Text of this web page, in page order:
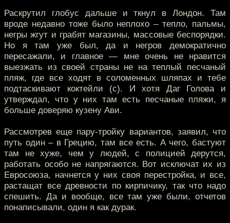
Раскрутил глобус дальше и ткнул в Лондон. Там
вроде недавно тоже было неплохо – тепло, пальмы,
негры жгут и грабят магазины, массовые беспорядки.
Но я там уже был, да и негров демократично
пересажали, и главное — мне очень не нравится
выезжать из своей страны не на теплый песчаный
пляж, где все ходят в соломенных шляпах и тебе
подтаскивают коктейли (с). И хотя Даг Голова и
утверждал, что у них там есть песчаные пляжи, я
больше доверяю кузену Ави.
Рассмотрев еще пару-тройку вариантов, заявил, что
путь один – в Грецию, там все есть. А чего, бастуют
там не хуже, чем у людей, с полицией дерутся,
работать особо не напрягаются. Вот исключат их из
Евросоюза, начнется у них своя перестройка, и все,
растащат все древности по кирпичику, так что надо
спешить. Да и вообще, все там уже были, отчетов
понаписывали, один я как дурак.